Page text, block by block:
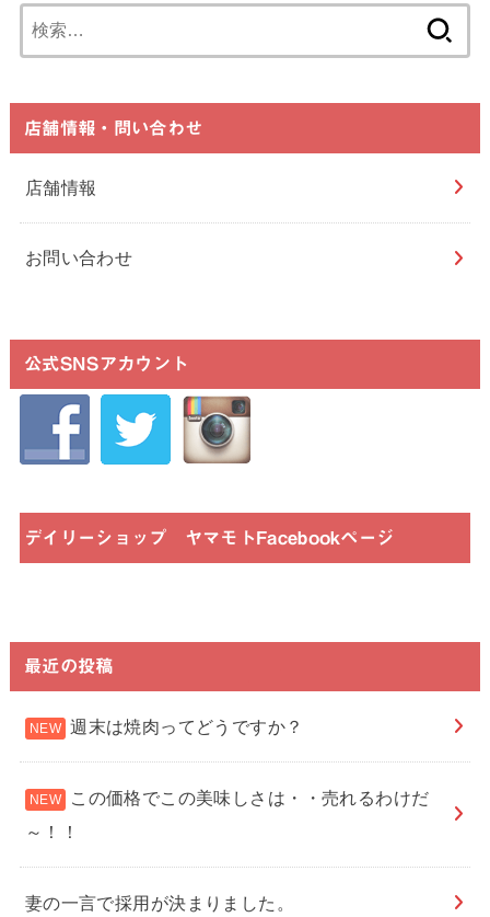
索:
店舗情報・問い合わせ
店舗情報
お問い合わせ
公式SNSアカウント
デイリーショップ ヤマモトFacebookページ
最近の投稿
週末は焼肉ってどうですか？
この価格でこの美味しさは・・売れるわけだ
～！！
妻の一言で採用が決まりました。